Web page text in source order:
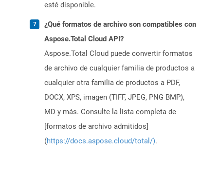
esté disponible.
¿Qué formatos de archivo son compatibles con
Aspose.Total Cloud API?
Aspose.Total Cloud puede convertir formatos
de archivo de cualquier familia de productos a
cualquier otra familia de productos a PDF,
DOCX, XPS, imagen (TIFF, JPEG, PNG BMP),
MD y más. Consulte la lista completa de
[formatos de archivo admitidos]
(https://docs.aspose.cloud/total/).